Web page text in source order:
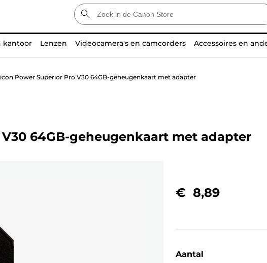
kantoor Lenzen Videocamera's en camcorders Accessoires en
Power Superior Pro V30 64GB-geheugenkaart met adapter
64GB-geheugenkaart met adapter
€ 8,89
Aantal